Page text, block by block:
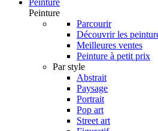
Peinture
Parcourir
Découvrir les
Meilleures ventes
Peinture à petit prix
Par style
Abstrait
Paysage
Portrait
Pop art
Street art